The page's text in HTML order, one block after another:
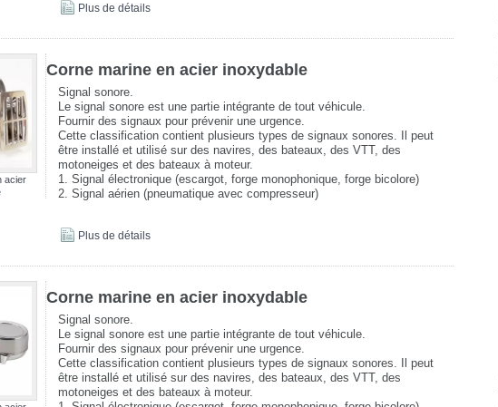
Plus de détails
acier
Corne marine en acier inoxydable
Signal sonore.
Le signal sonore est une partie intégrante de tout véhicule.
Fournir des signaux pour prévenir une urgence.
Cette classification contient plusieurs types de signaux sonores. Il peut
être installé et utilisé sur des navires, des bateaux, des VTT, des
motoneiges et des bateaux à moteur.
1. Signal électronique (escargot, forge monophonique, forge bicolore)
2. Signal aérien (pneumatique avec compresseur)
Plus de détails
Corne marine en acier inoxydable
Signal sonore.
Le signal sonore est une partie intégrante de tout véhicule.
Fournir des signaux pour prévenir une urgence.
Cette classification contient plusieurs types de signaux sonores. Il peut
être installé et utilisé sur des navires, des bateaux, des VTT, des
motoneiges et des bateaux à moteur.